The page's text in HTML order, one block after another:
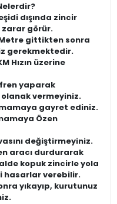
dışında zincir
zarar görür.
Metre gittikten sonra
gerekmektedir.
Hızın üzerine
yaparak
vermeyiniz.
gayret ediniz.
Özen
değiştirmeyiniz.
aracı durdurarak
kopuk zincirle yola
hasarlar verebilir.
yıkayıp, kurutunuz